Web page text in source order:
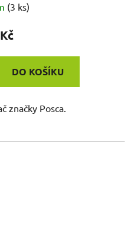
(3 ks)
DO KOŠÍKU
značky Posca.